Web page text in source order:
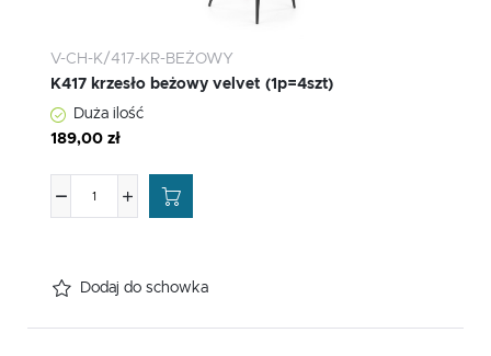
V-CH-K/417-KR-BEŻOWY
K417 krzesło beżowy velvet (1p=4szt)
Duża ilość
189,00 zł
Dodaj do schowka